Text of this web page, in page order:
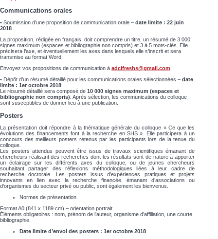
Communications orales
• Soumission d’une proposition de communication orale – date limite : 22 juin
2018
La proposition, rédigée en français, doit comprendre un titre, un résumé de 3 000
signes maximum (espaces et bibliographie non compris) et 3 à 5 mots-clés. Elle
précisera l’axe, et éventuellement les axes dans lesquels elle s’inscrit et sera
transmise au format Word.
Envoyez vos propositions de communication à adcifreshs@gmail.com
• Dépôt d’un résumé détaillé pour les communications orales sélectionnées – date
limite : 1er octobre 2018
Le résumé détaillé sera composé de 10 000 signes maximum (espaces et
bibliographie non compris) . Après sélection, les communications du colloque
sont susceptibles de donner lieu à une publication.
Posters
La présentation doit répondre à la thématique générale du colloque « Ce que les
évolutions des financements font à la recherche en SHS ». Elle participera à un
concours des meilleurs posters retenus par les participants lors de la tenue du
colloque.
Les posters attendus peuvent être issus de travaux scientifiques émanant de
chercheurs réalisant des recherches dont les résultats sont de nature à apporter
un éclairage sur les différents axes du colloque, ou de jeunes chercheurs
souhaitant partager des réflexions méthodologiques liées à leur cadre de
recherche doctorale. Les posters issus d’expériences pratiques et projets
innovants en lien avec la recherche financée, émanant d’associations ou
d’organismes du secteur privé ou public, sont également les bienvenus.
Normes de présentation
Format A0 (841 x 1189 cm) – orientation portrait.
Éléments obligatoires : nom, prénom de l’auteur, organisme d’affiliation, une courte
bibliographie.
Date limite d’envoi des posters : 1er octobre 2018